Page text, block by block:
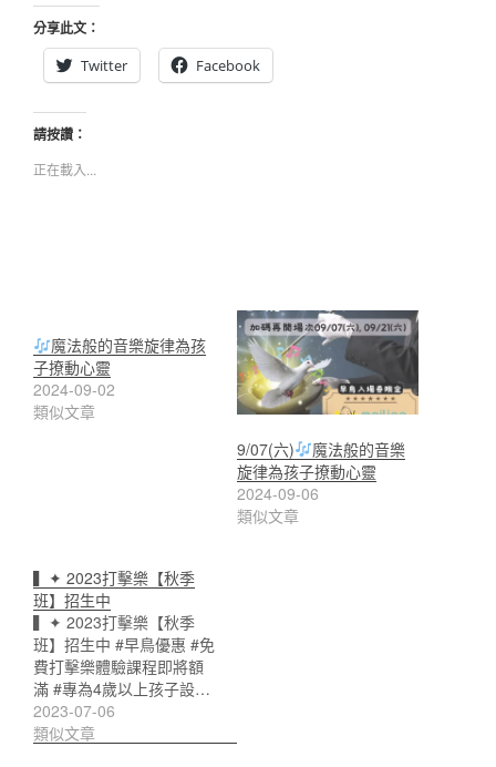
分享此文：
Twitter
Facebook
請按讚：
正在載入...
魔法般的音樂旋律為孩
子撩動心靈
2024-09-02
類似文章
9/07(六)
魔法般的音樂
旋律為孩子撩動心靈
2024-09-06
類似文章
▍✦ 2023打擊樂【秋季
班】招生中
▍✦ 2023打擊樂【秋季
班】招生中 #早鳥優惠 #免
費打擊樂體驗課程即將額
滿 #專為4歲以上孩子設…
2023-07-06
類似文章